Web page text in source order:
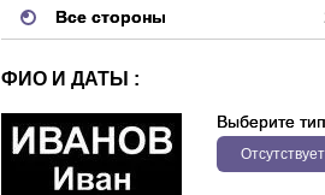
Все стороны
ФИО И ДАТЫ :
Выберите тип
Отсутствует